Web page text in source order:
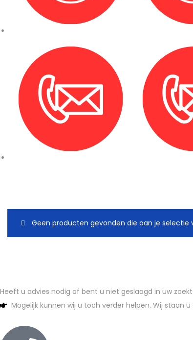
Geen producten gevonden die aan je selectie
Heeft u advies nodig of bent u niet geslaagd in uw
Mogelijk kunnen wij u toch verder helpen. Wij staan